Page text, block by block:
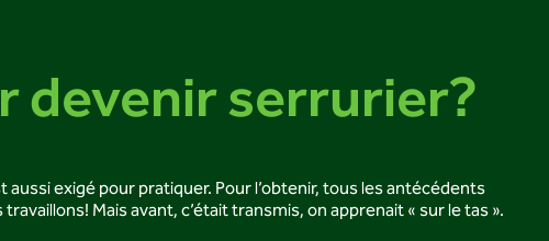
devenir serrurier?
exigé pour pratiquer. Pour l’obtenir, tous les antécédents
Mais avant, c’était transmis, on apprenait « sur le tas ».